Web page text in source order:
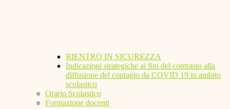
RIENTRO IN SICUREZZA
Indicazioni strategiche ai fini del contrasto alla
diffusione del contagio da COVID 19 in ambito
scolastico
Orario Scolastico
Formazione docenti